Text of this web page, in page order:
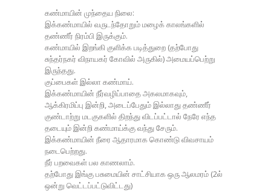
கண்மாயின் முந்தைய நிலை:
இக்கண்மாயில் வருடந்தோறும் மழைக் காலங்களில்
தண்ணீர் நிரம்பி இருக்கும்.
கண்மாயில் இறங்கி குளிக்க படித்துறை (தற்போது
சுந்தர்நகர் விநாயகர் கோவில் அருகில்) அமையப்பெற்று
இருந்தது.
குப்பைகள் இல்லா கண்மாய்.
இக்கண்மாயின் நீர்வழிப்பாதை அகலமாகவும்,
ஆக்கிரமிப்பு இன்றி, அடைப்பேதும் இல்லாது தண்ணீர்
குண்டாற்று மடகுகளில் திறந்து விடப்பட்டால் நேரே எந்த
தடையும் இன்றி கண்மாய்க்கு வந்து சேரும்.
இக்கண்மாயின் நீரை ஆதாரமாக கொண்டு விவசாயம்
நடைபெற்றது.
நீர் பறவைகள் பல காணலாம்.
தற்போது இங்கு பசுமையின் சாட்சியாக ஒரு ஆலமரம் (2ல்
ஒன்று வெட்டப்பட்டுவிட்டது)